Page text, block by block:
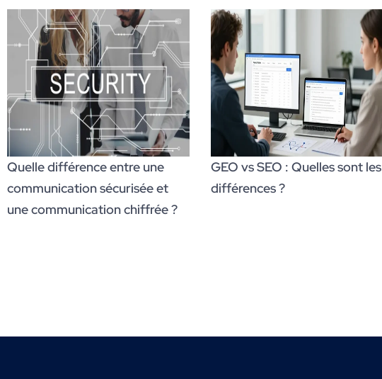
Quelle différence entre une
communication sécurisée et
une communication chiffrée ?
GEO vs SEO : Quelles sont les
différences ?